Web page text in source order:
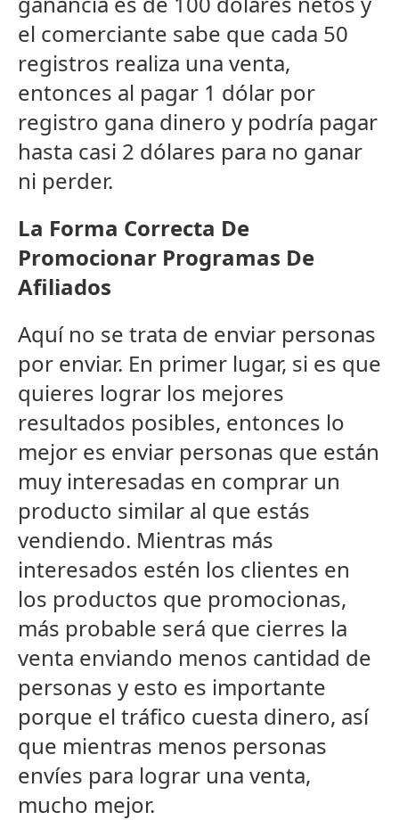
el comerciante sabe que cada 50
registros realiza una venta,
entonces al pagar 1 dólar por
registro gana dinero y podría pagar
hasta casi 2 dólares para no ganar
ni perder.
La Forma Correcta De
Promocionar Programas De
Afiliados
Aquí no se trata de enviar personas
por enviar. En primer lugar, si es que
quieres lograr los mejores
resultados posibles, entonces lo
mejor es enviar personas que están
muy interesadas en comprar un
producto similar al que estás
vendiendo. Mientras más
interesados estén los clientes en
los productos que promocionas,
más probable será que cierres la
venta enviando menos cantidad de
personas y esto es importante
porque el tráfico cuesta dinero, así
que mientras menos personas
envíes para lograr una venta,
mucho mejor.